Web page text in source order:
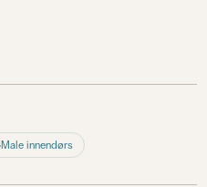
Male innendørs